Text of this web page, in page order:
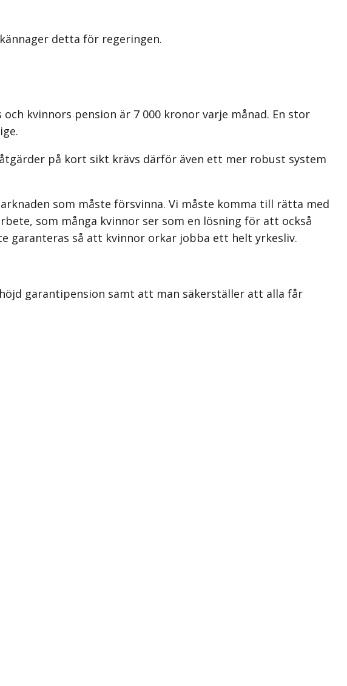
detta för regeringen.
kvinnors pension är 7 000 kronor varje månad. En stor
på kort sikt krävs därför även ett mer robust system
som måste försvinna. Vi måste komma till rätta med
som många kvinnor ser som en lösning för att också
garanteras så att kvinnor orkar jobba ett helt yrkesliv.
garantipension samt att man säkerställer att alla får